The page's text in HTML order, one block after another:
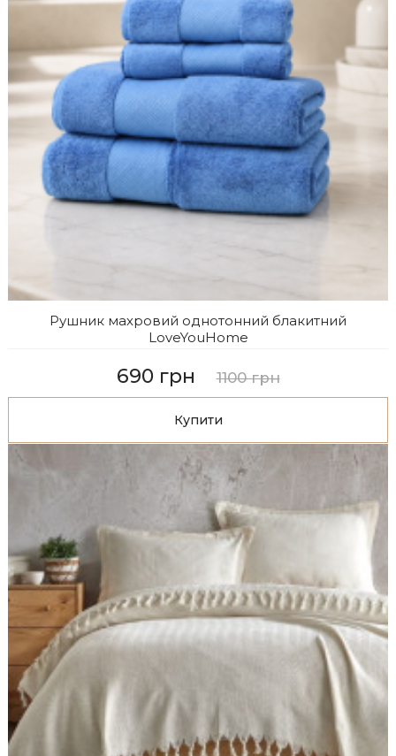
Рушник махровий однотонний блакитний
LoveYouHome
690 грн 1100 грн
Купити